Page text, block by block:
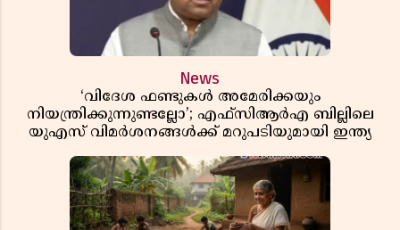
News
‘വിദേശ ഫണ്ടുകൾ അമേരിക്കയും
നിയന്ത്രിക്കുന്നുണ്ടല്ലോ’; എഫ്സിആർഎ ബില്ലിലെ
യുഎസ് വിമർശനങ്ങൾക്ക് മറുപടിയുമായി ഇന്ത്യ